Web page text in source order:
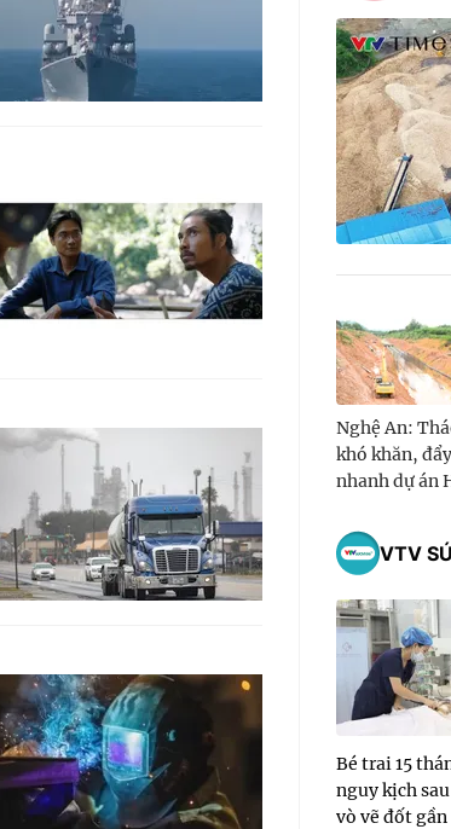
Nghệ An:
khó khăn, đẩy
nhanh dự án
Mồng
VTV
Bé trai 15
nguy kịch
vò vẽ đốt